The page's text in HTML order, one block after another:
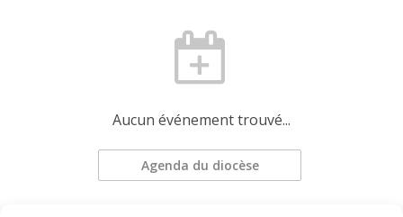
Aucun événement trouvé...
Agenda du diocèse